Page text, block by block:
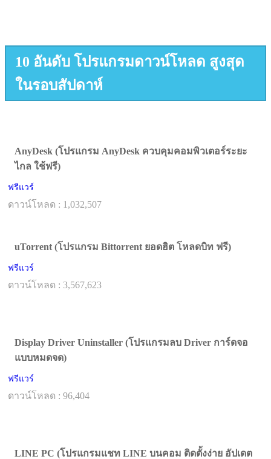
10 อันดับ โปรแกรมดาวน์โหลด สูงสุด
ในรอบสัปดาห์
AnyDesk (โปรแกรม AnyDesk ควบคุมคอมพิวเตอร์ระยะ
ไกล ใช้ฟรี)
ฟรีแวร์
ดาวน์โหลด : 1,032,507
uTorrent (โปรแกรม Bittorrent ยอดฮิต โหลดบิท ฟรี)
ฟรีแวร์
ดาวน์โหลด : 3,567,623
Display Driver Uninstaller (โปรแกรมลบ Driver การ์ดจอ
แบบหมดจด)
ฟรีแวร์
ดาวน์โหลด : 96,404
LINE PC (โปรแกรมแชท LINE บนคอม ติดตั้งง่าย อัปเดต